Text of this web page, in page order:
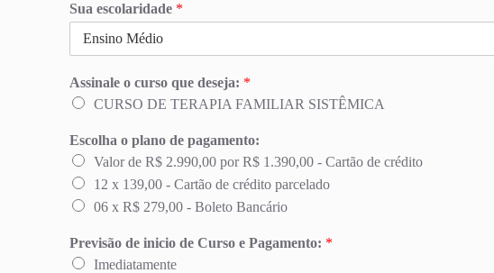
Sua escolaridade *
Assinale o curso que deseja: *
CURSO DE TERAPIA FAMILIAR SISTÊMICA
Escolha o plano de pagamento:
Valor de R$ 2.990,00 por R$ 1.390,00 - Cartão de crédito
12 x 139,00 - Cartão de crédito parcelado
06 x R$ 279,00 - Boleto Bancário
Previsão de inicio de Curso e Pagamento: *
Imediatamente